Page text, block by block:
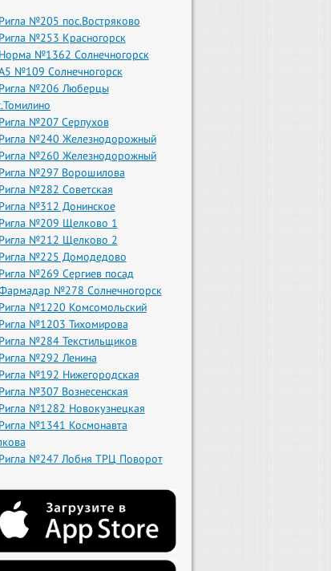
Ригла №205 пос.Востряково
Ригла №253 Красногорск
Норма №1362 Солнечногорск
№109 Солнечногорск
Ригла №206 Люберцы
Ригла №207 Серпухов
Ригла №240 Железнодорожный
Ригла №260 Железнодорожный
Ригла №297 Ворошилова
Ригла №282 Советская
Ригла №312 Донинское
Ригла №209 Щелково 1
Ригла №212 Щелково 2
Ригла №225 Домодедово
Ригла №269 Сергиев посад
№278 Солнечногорск
Ригла №1220 Комсомольский
Ригла №1203 Тихомирова
Ригла №284 Текстильщиков
Ригла №292 Ленина
Ригла №192 Нижегородская
Ригла №307 Вознесенская
Ригла №1282 Новокузнецкая
Ригла №1341 Космонавта
Ригла №247 Лобня ТРЦ Поворот